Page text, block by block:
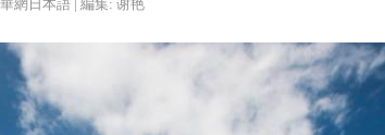
網日本語 | 編集: 谢艳